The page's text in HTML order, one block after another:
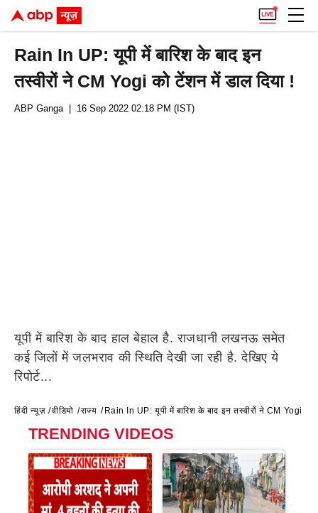
Rain In UP: यूपी में बारिश के बाद इन
तस्वीरों ने CM Yogi को टेंशन में डाल दिया !
ABP Ganga| 16 Sep 2022 02:18 PM (IST)
यूपी में बारिश के बाद हाल बेहाल है. राजधानी लखनऊ समेत
कई जिलों में जलभराव की स्थिति देखी जा रही है. देखिए ये
रिपोर्ट...
हिंदी न्यूज़ वीडियो राज्य Rain In UP: यूपी में बारिश के बाद इन तस्वीरों ने CM Yogi को
TRENDING VIDEOS